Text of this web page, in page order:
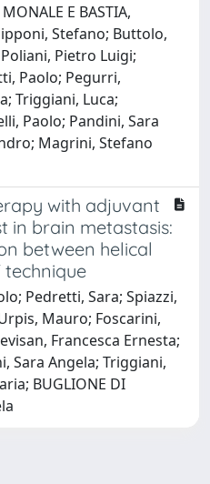
E BASTIA,
Stefano; Buttolo,
Pietro Luigi;
Paolo; Pegurri,
Triggiani, Luca;
Paolo; Pandini, Sara
Magrini, Stefano
with adjuvant
in brain metastasis:
between helical
technique
Pedretti, Sara; Spiazzi,
Mauro; Foscarini,
Francesca Ernesta;
Sara Angela; Triggiani,
BUGLIONE DI